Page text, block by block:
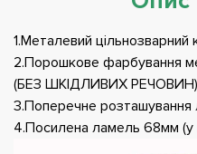
1.Металевий цільнозварний
2.Порошкове фарбування
(БЕЗ ШКІДЛИВИХ
3.Поперечне розташування
4.Посилена ламель 68мм (у